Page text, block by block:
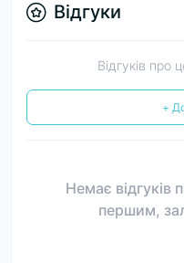
Відгуки
Відгуків про
+
Немає відгуків
першим,